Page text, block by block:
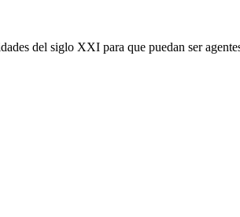
del siglo XXI para que puedan ser